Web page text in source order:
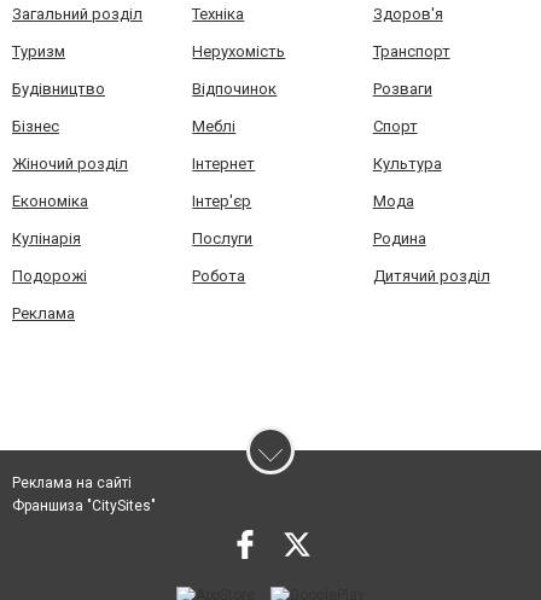
Загальний розділ Техніка Здоров'я
Туризм Нерухомість Транспорт
Будівництво Відпочинок Розваги
Бізнес Меблі Спорт
Жіночий розділ Інтернет Культура
Економіка Інтер'єр Мода
Кулінарія Послуги Родина
Подорожі Робота Дитячий розділ
Реклама
Реклама на сайті
Франшиза "CitySites"